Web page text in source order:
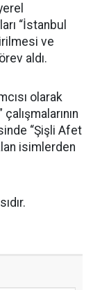
“İstanbul
ve
aldı.
olarak
“Şişli Afet
isimlerden